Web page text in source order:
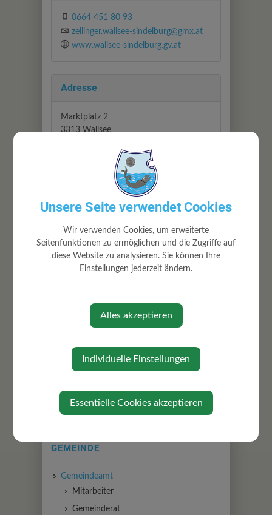
0664 451 80 93
zeilinger.wallsee-sindelburg@gmx.at
www.wallsee-sindelburg.gv.at
Adresse
Marktplatz 2
3313 Wallsee
Zuständigkeiten
Abwasserbeseitigung
Bauhofarbeiten
Gemeindestraßen
Ortsbildpflege
Wasserversorgung
Winterdienst
⇐ zurück
GEMEINDE
Gemeindeamt
Mitarbeiter
Gemeinderat
Unsere Seite verwendet Cookies
Wir verwenden Cookies, um erweiterte
Seitenfunktionen zu ermöglichen und die Zugriffe auf
diese Website zu analysieren. Sie können Ihre
Einstellungen jederzeit ändern.
Alles akzeptieren
Individuelle Einstellungen
Essentielle Cookies akzeptieren